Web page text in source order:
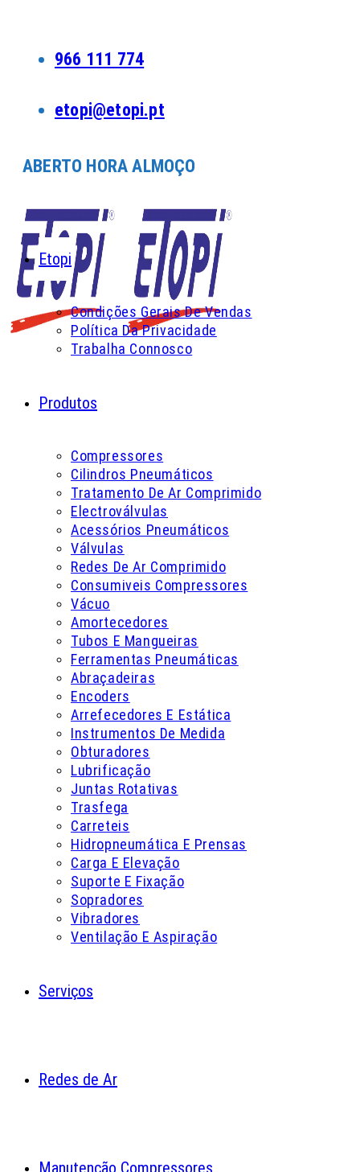
966 111 774
etopi@etopi.pt
ABERTO HORA ALMOÇO
Etopi
Condições Gerais De Vendas
Política Da Privacidade
Trabalha Connosco
Produtos
Compressores
Cilindros Pneumáticos
Tratamento De Ar Comprimido
Electroválvulas
Acessórios Pneumáticos
Válvulas
Redes De Ar Comprimido
Consumiveis Compressores
Vácuo
Amortecedores
Tubos E Mangueiras
Ferramentas Pneumáticas
Abraçadeiras
Encoders
Arrefecedores E Estática
Instrumentos De Medida
Obturadores
Lubrificação
Juntas Rotativas
Trasfega
Carreteis
Hidropneumática E Prensas
Carga E Elevação
Suporte E Fixação
Sopradores
Vibradores
Ventilação E Aspiração
Serviços
Redes de Ar
Manutenção Compressores